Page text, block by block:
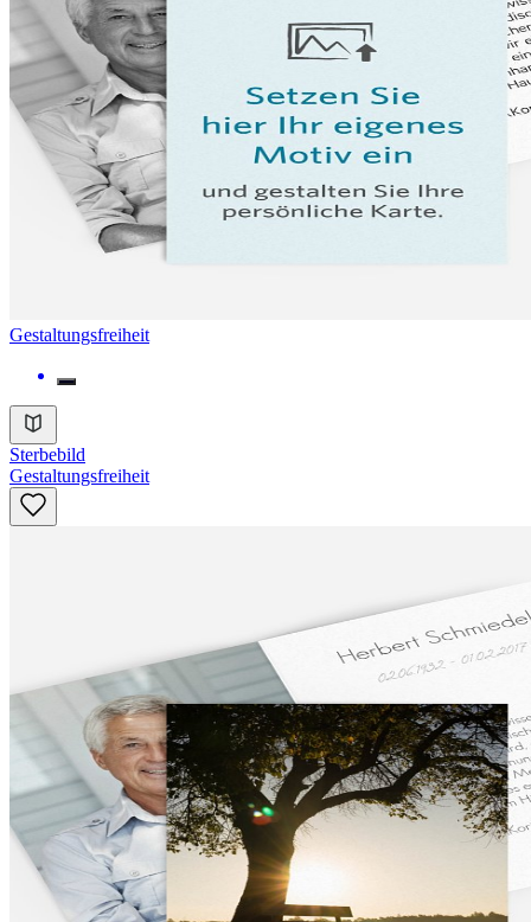
Gestaltungsfreiheit
Sterbebild
Gestaltungsfreiheit